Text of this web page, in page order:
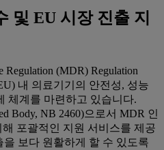
및 EU 시장 진출 지
(MDR) Regulation
내 의료기기의 안전성, 성능
체계를 마련하고 있습니다.
Body, NB 2460)으로서 MDR 인
포괄적인 지원 서비스를 제공
보다 원활하게 할 수 있도록